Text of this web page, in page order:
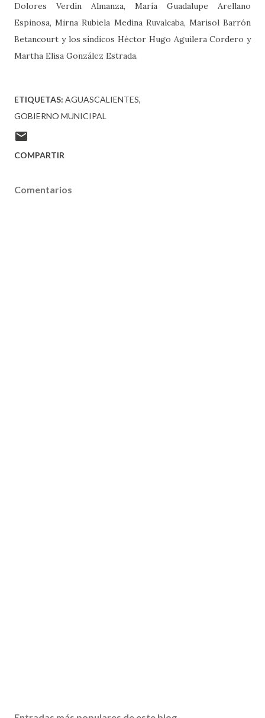
Dolores Verdín Almanza, María Guadalupe Arellano
Espinosa, Mirna Rubiela Medina Ruvalcaba, Marisol Barrón
Betancourt y los síndicos Héctor Hugo Aguilera Cordero y
Martha Elisa González Estrada.
ETIQUETAS: AGUASCALIENTES
GOBIERNO MUNICIPAL
COMPARTIR
Comentarios